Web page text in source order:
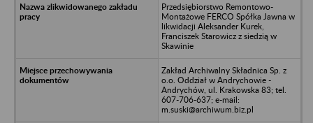
Przedsiębiorstwo Remontowo-
Montażowe FERCO Spółka Jawna w
likwidacji Aleksander Kurek,
Franciszek Starowicz z siedzią w
Skawinie
Zakład Archiwalny Składnica Sp. z
o.o. Oddział w Andrychowie -
Andrychów, ul. Krakowska 83; tel.
607-706-637; e-mail:
m.suski@archiwum.biz.pl